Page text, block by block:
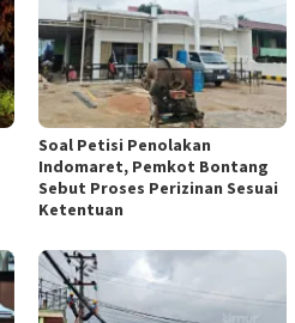
Soal Petisi Penolakan
Indomaret, Pemkot Bontang
Sebut Proses Perizinan Sesuai
Ketentuan